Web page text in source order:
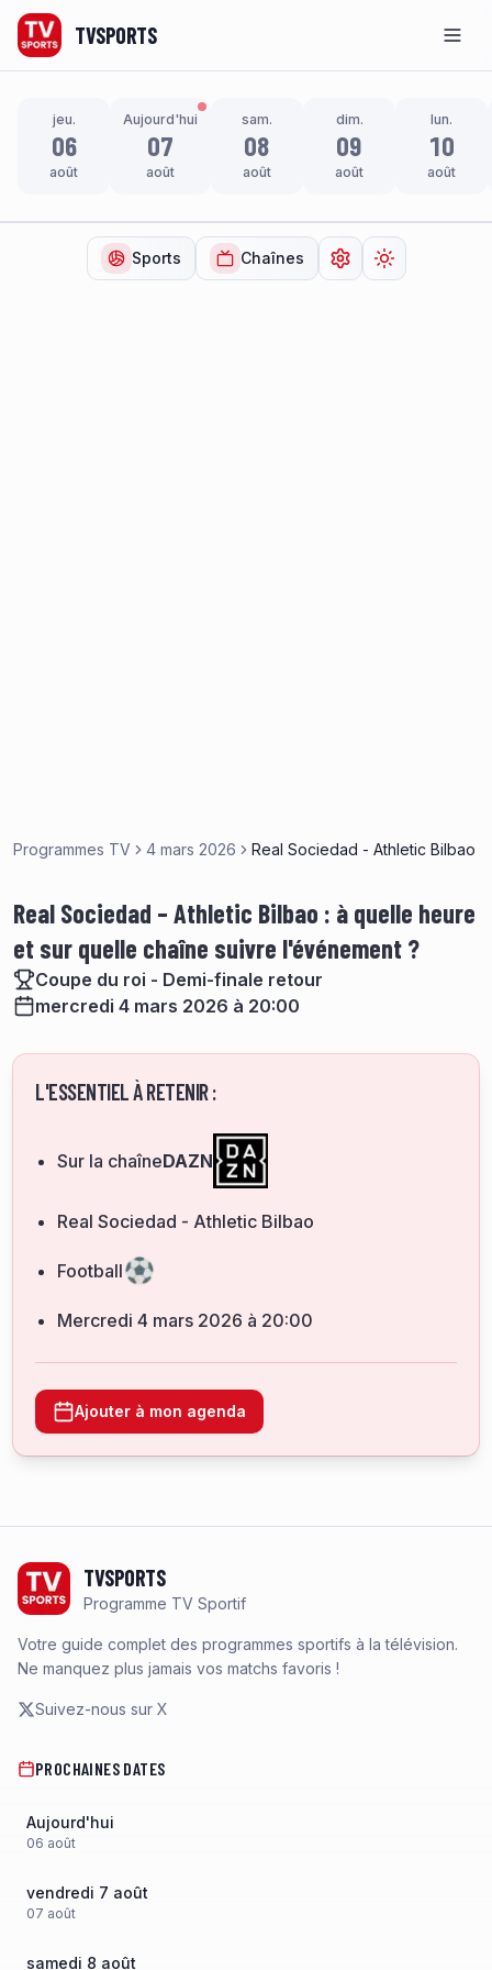
TVSPORTS
jeu.
06
août
Aujourd'hui
07
août
sam.
08
août
dim.
09
août
lun.
10
août
Sports Chaînes Ouvrir lesChanger de
Programmes TV 4 mars 2026 Real Sociedad - Athletic Bilbao
Real Sociedad – Athletic Bilbao : à quelle heure
et sur quelle chaîne suivre l'événement ?
Coupe du roi - Demi-finale retour
mercredi 4 mars 2026 à 20:00
L'ESSENTIEL À RETENIR :
Sur la chaîneDAZN
Real Sociedad - Athletic Bilbao
Football
mercredi 4 mars 2026 à 20:00
Ajouter à mon agenda
TVSPORTS
Programme TV Sportif
Votre guide complet des programmes sportifs à la télévision.
Ne manquez plus jamais vos matchs favoris !
Suivez-nous sur X
PROCHAINES DATES
Aujourd'hui
06 août
vendredi 7 août
07 août
samedi 8 août